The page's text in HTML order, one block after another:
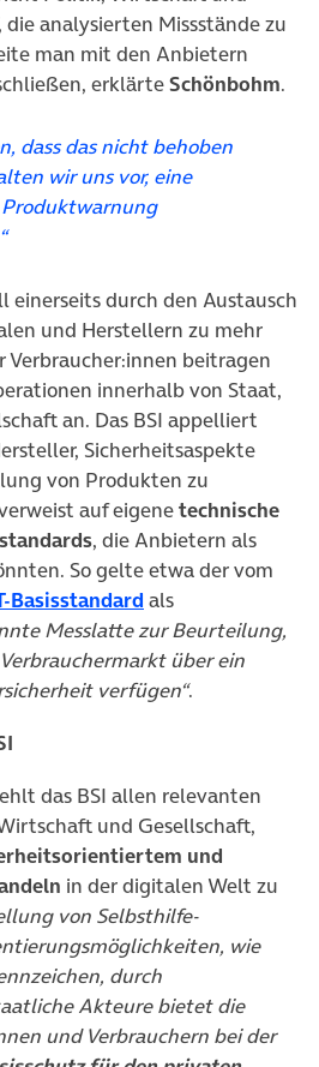
analysierten Missstände zu
man mit den Anbietern
erklärteSchönbohm.
dass das nicht behoben
wir uns vor, eine
einerseits durch den Austausch
und Herstellern zu mehr
beitragen
innerhalb von Staat,
an. Das BSI appelliert
Sicherheitsaspekte
von Produkten zu
auf eigenetechnische
, die Anbietern als
So gelte etwa der vom
Basisstandard (öffnet in neuem
als
Messlatte zur Beurteilung,
über ein
verfügen“.
das BSI allen relevanten
und Gesellschaft,
und
in der digitalen Welt zu
von Selbsthilfe-
wie
durch
Akteure bietet die
und Verbrauchern bei der